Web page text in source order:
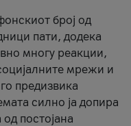
број од
пати, додека
многу реакции,
мрежи и
предизвика
силно ја допира
од постојана